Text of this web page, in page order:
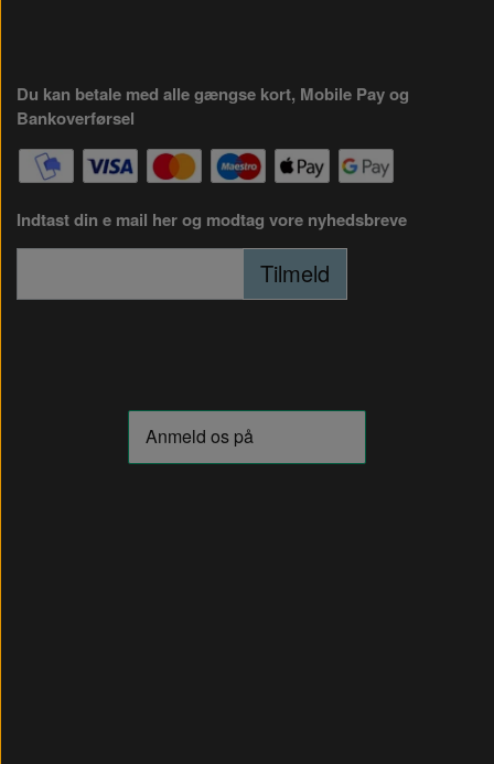
Du kan betale med alle gængse kort, Mobile Pay og
Bankoverførsel
Indtast din e mail her og modtag vore nyhedsbreve
Tilmeld